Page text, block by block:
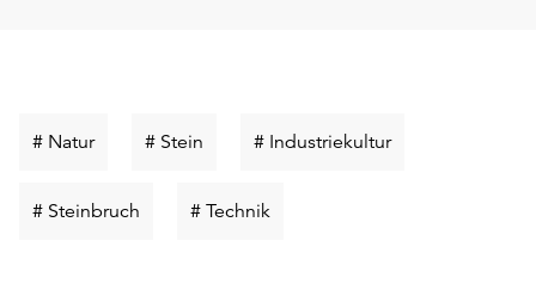
# NaturSchlüsselwort
# Stein Schlüsselwort
# IndustriekulturSchlüsselwort
# Steinbruch Schlüsselwort
# Technik